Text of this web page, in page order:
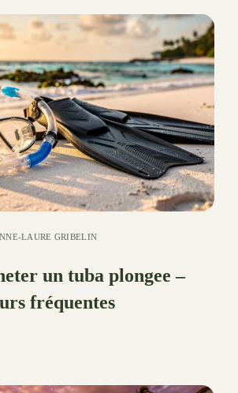
LAURE GRIBELIN
un tuba plongee –
fréquentes